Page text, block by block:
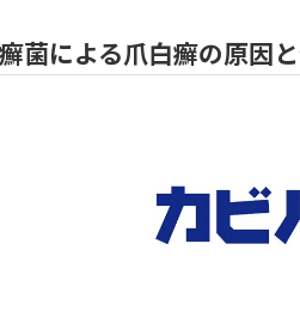
菌による爪白癬の原因